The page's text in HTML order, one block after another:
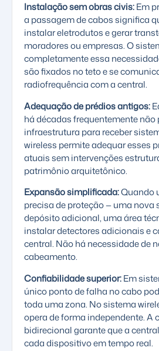
Instalação sem obras civis:Em
a passagem de cabos significa
instalar eletrodutos e gerar
moradores ou empresas. O
completamente essa
são fixados no teto e se
radiofrequência com a central.
Adequação de prédios antigos:
há décadas frequentemente não
infraestrutura para receber
wireless permite adequar esses
atuais sem intervenções
patrimônio arquitetônico.
Expansão simplificada:Quando
precisa de proteção — uma nova
depósito adicional, uma área
instalar detectores adicionais e
central. Não há necessidade de
cabeamento.
Confiabilidade superior:Em
único ponto de falha no cabo
toda uma zona. No sistema
opera de forma independente. A
bidirecional garante que a
cada dispositivo em tempo real.